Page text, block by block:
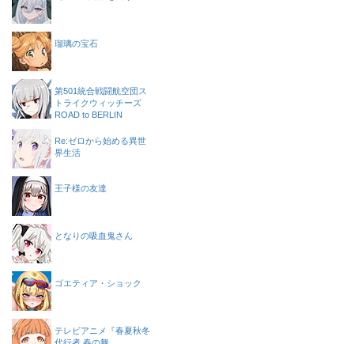
瑠璃の宝石
第501統合戦闘航空団ス
トライクウィッチーズ
ROAD to BERLIN
Re:ゼロから始める異世
界生活
王子様の友達
となりの吸血鬼さん
ゴエティア・ショック
テレビアニメ『春夏秋冬